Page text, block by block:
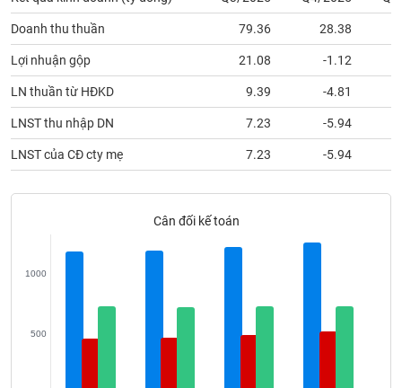
Doanh thu thuần 79.36 28.38
Lợi nhuận gộp 21.08 -1.12
LN thuần từ HĐKD 9.39 -4.81
LNST thu nhập DN 7.23 -5.94
LNST của CĐ cty mẹ 7.23 -5.94
Cân đối kế toán
500
1000
phân
tích
(-)
Thuật
ngữ
(-)
vụ